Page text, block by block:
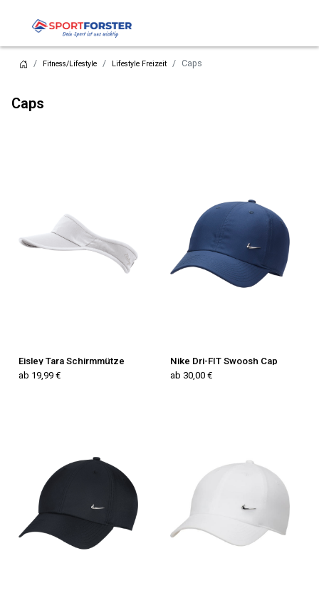
Fitness/Lifestyle Lifestyle Freizeit Caps
Caps
Eisley Tara Schirmmütze
ab 19,99 €
Nike Dri-FIT Swoosh Cap
ab 30,00 €